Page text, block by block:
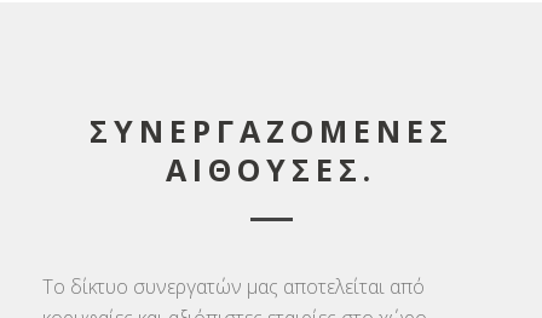
ΣΥΝΕΡΓΑΖΟΜΕΝΕΣ
ΑΙΘΟΥΣΕΣ.
Το δίκτυο συνεργατών μας αποτελείται από